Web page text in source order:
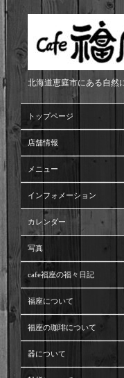
北海道恵庭市にある自然
トップページ
店舗情報
メニュー
インフォメーション
カレンダー
写真
cafe福座の福々日記
福座について
福座の珈琲について
器について